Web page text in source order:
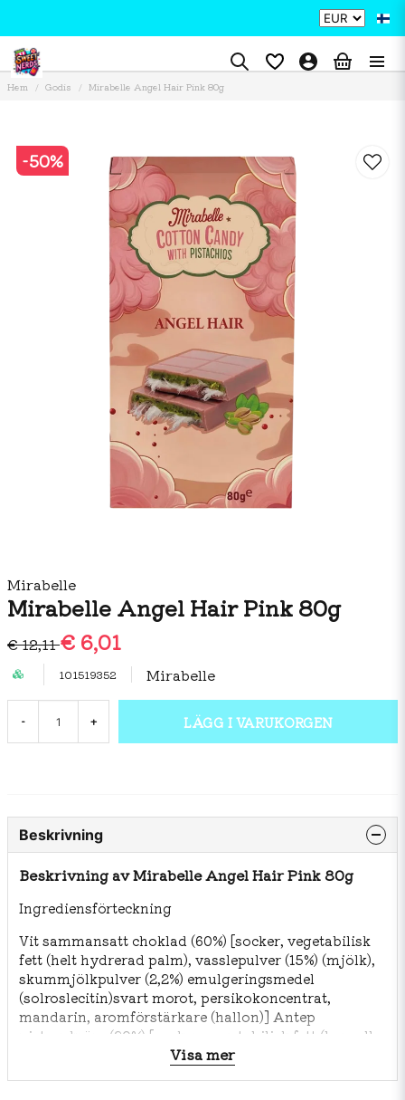
Hem Godis Mirabelle Angel Hair Pink 80g
-50%
Mirabelle
Mirabelle Angel Hair Pink 80g
€ 12,11€ 6,01
101519352 Mirabelle
- + LÄGG I VARUKORGEN
Beskrivning
Beskrivning av Mirabelle Angel Hair Pink 80g
Ingrediensförteckning
Vit sammansatt choklad (60%) [socker, vegetabilisk
fett (helt hydrerad palm), vasslepulver (15%) (mjölk),
skummjölkpulver (2,2%) emulgeringsmedel
(solroslecitin)svart morot, persikokoncentrat,
mandarin, aromförstärkare (hallon)] Antep
pistagekräm (20%) [socker, vegetabilisk fett (bomull,
solrosolja, helt hydrerad palm), antep pistagepasta
Visa mer